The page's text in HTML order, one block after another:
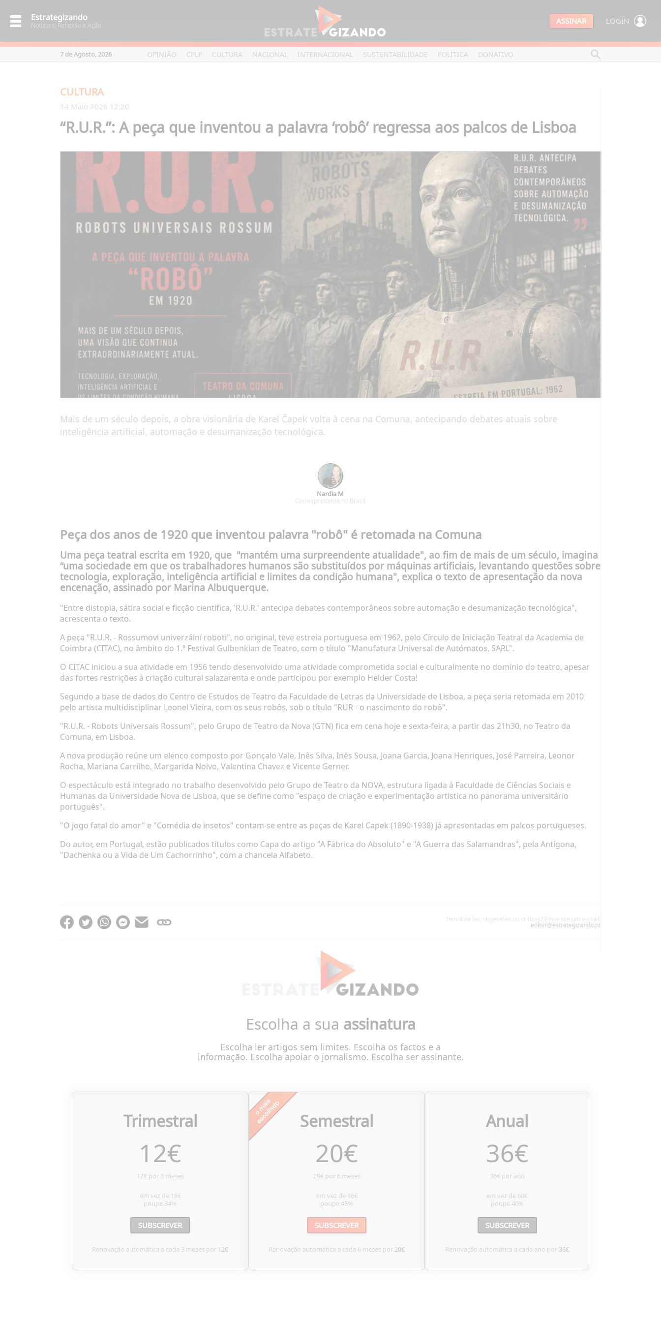
Estrategizando
Notíciais, Reflexão e Ação ASSINAR LOGIN
7 de Agosto, 2026 OPINIÃO CPLP CULTURA NACIONAL INTERNACIONAL SUSTENTABILIDADE POLÍTICA DONATIVO
CULTURA
14 Maio 2026 12:20
“R.U.R.”: A peça que inventou a palavra ‘robô’ regressa aos palcos de Lisboa
Mais de um século depois, a obra visionária de Karel Čapek volta à cena na Comuna, antecipando debates atuais sobre
inteligência artificial, automação e desumanização tecnológica.
Nardia M
Correspondente no Brasil
Peça dos anos de 1920 que inventou palavra "robô" é retomada na Comuna
Uma peça teatral escrita em 1920, que "mantém uma surpreendente atualidade", ao fim de mais de um século, imagina
“uma sociedade em que os trabalhadores humanos são substituídos por máquinas artificiais, levantando questões sobre
tecnologia, exploração, inteligência artificial e limites da condição humana", explica o texto de apresentação da nova
encenação, assinado por Marina Albuquerque.
"Entre distopia, sátira social e ficção científica, 'R.U.R.' antecipa debates contemporâneos sobre automação e desumanização tecnológica",
acrescenta o texto.
A peça "R.U.R. - Rossumovi univerzální roboti", no original, teve estreia portuguesa em 1962, pelo Círculo de Iniciação Teatral da Academia de
Coimbra (CITAC), no âmbito do 1.º Festival Gulbenkian de Teatro, com o título "Manufatura Universal de Autómatos, SARL".
O CITAC iniciou a sua atividade em 1956 tendo desenvolvido uma atividade comprometida social e culturalmente no domínio do teatro, apesar
das fortes restrições à criação cultural salazarenta e onde participou por exemplo Helder Costa!
Segundo a base de dados do Centro de Estudos de Teatro da Faculdade de Letras da Universidade de Lisboa, a peça seria retomada em 2010
pelo artista multidisciplinar Leonel Vieira, com os seus robôs, sob o título "RUR - o nascimento do robô".
"R.U.R. - Robots Universais Rossum", pelo Grupo de Teatro da Nova (GTN) fica em cena hoje e sexta-feira, a partir das 21h30, no Teatro da
Comuna, em Lisboa.
A nova produção reúne um elenco composto por Gonçalo Vale, Inês Silva, Inês Sousa, Joana Garcia, Joana Henriques, José Parreira, Leonor
Rocha, Mariana Carrilho, Margarida Noivo, Valentina Chavez e Vicente Gerner.
O espectáculo está integrado no trabalho desenvolvido pelo Grupo de Teatro da NOVA, estrutura ligada à Faculdade de Ciências Sociais e
Humanas da Universidade Nova de Lisboa, que se define como "espaço de criação e experimentação artística no panorama universitário
português".
"O jogo fatal do amor" e "Comédia de insetos" contam-se entre as peças de Karel Capek (1890-1938) já apresentadas em palcos portugueses.
Do autor, em Portugal, estão publicados títulos como Capa do artigo "A Fábrica do Absoluto" e "A Guerra das Salamandras", pela Antígona,
"Dachenka ou a Vida de Um Cachorrinho", com a chancela Alfabeto.
Tem dúvidas, sugestões ou críticas? Envie-me um e-mail:
editor@estrategizando.pt
Escolha a sua assinatura
Escolha ler artigos sem limites. Escolha os factos e a
informação. Escolha apoiar o jornalismo. Escolha ser assinante.
Trimestral
12€
12€ por 3 meses
em vez de 18€
poupe 34%
SUBSCREVER
Renovação automática a cada 3 meses por 12€
Semestral
20€
20€ por 6 meses
em vez de 36€
poupe45%
SUBSCREVER
Renovação automática a cada 6 meses por20€
Anual
36€
36€ por ano
em vez de 60€
poupe40%
SUBSCREVER
Renovação automática a cada ano por36€